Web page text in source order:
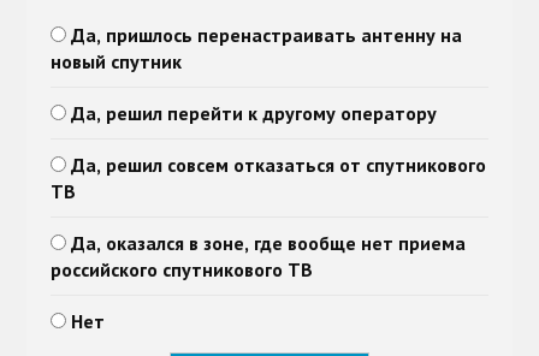
Да, пришлось перенастраивать антенну на
новый спутник
Да, решил перейти к другому оператору
Да, решил совсем отказаться от спутникового
ТВ
Да, оказался в зоне, где вообще нет приема
российского спутникового ТВ
Нет